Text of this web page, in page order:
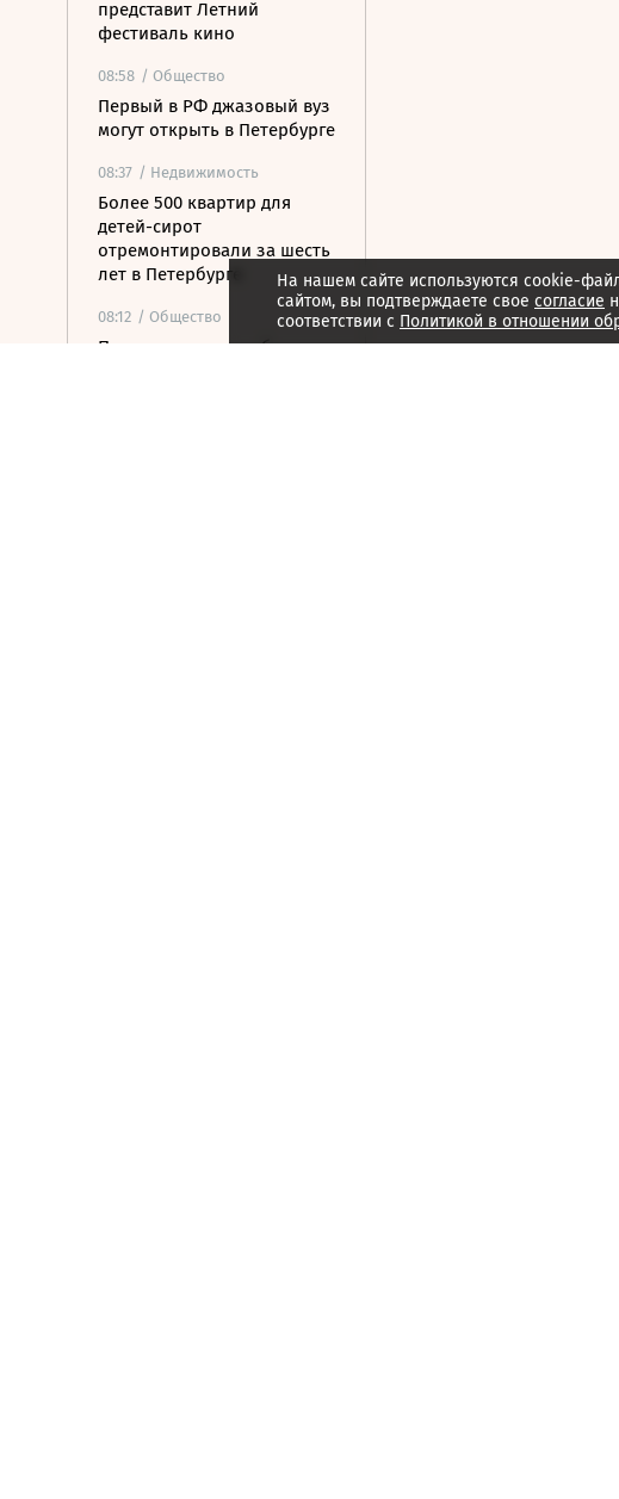
представит Летний
фестиваль кино
08:58 / Общество
Первый в РФ джазовый вуз
могут открыть в Петербурге
08:37 / Недвижимость
Более 500 квартир для
детей-сирот
отремонтировали за шесть
лет в Петербурге
08:12 / Общество
Прокуратура потребовала
На нашем сайте используются cookie-
сайтом, вы подтверждаете свое согласие
соответствии с Политикой в отношении